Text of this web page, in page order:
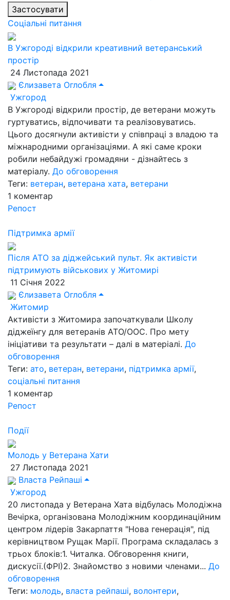
Застосувати
Соціальні питання
В Ужгороді відкрили креативний ветеранський
простір
24 Листопада 2021
Єлизавета Оглобля
Ужгород
В Ужгороді відкрили простір, де ветерани можуть
гуртуватись, відпочивати та реалізовуватись.
Цього досягнули активісти у співпраці з владою та
міжнародними організаціями. А які саме кроки
робили небайдужі громадяни - дізнайтесь з
матеріалу. До обговорення
Теги: ветеран, ветерана хата, ветерани
1 коментар
Репост
Підтримка армії
Після АТО за діджейський пульт. Як активісти
підтримують військових у Житомирі
11 Січня 2022
Єлизавета Оглобля
Житомир
Активісти з Житомира започаткували Школу
діджеїнгу для ветеранів АТО/ООС. Про мету
ініціативи та результати – далі в матеріалі. До
обговорення
Теги: ато, ветеран, ветерани, підтримка армії,
соціальні питання
1 коментар
Репост
Події
Молодь у Ветерана Хати
27 Листопада 2021
Власта Рейпаші
Ужгород
20 листопада у Ветерана Хата відбулась Молодіжна
Вечірка, організована Молодіжним координаційним
центром лідерів Закарпаття "Нова генерація", під
керівництвом Рущак Марії. Програма складалась з
трьох блоків:1. Читалка. Обговорення книги,
дискусії.(ФРІ)2. Знайомство з новими членами... До
обговорення
Теги: молодь, власта рейпаші, волонтери,